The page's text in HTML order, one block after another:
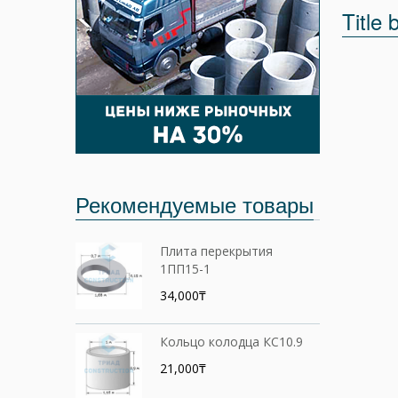
Title
Рекомендуемые товары
Плита перекрытия
1ПП15-1
34,000₸
Кольцо колодца КС10.9
21,000₸